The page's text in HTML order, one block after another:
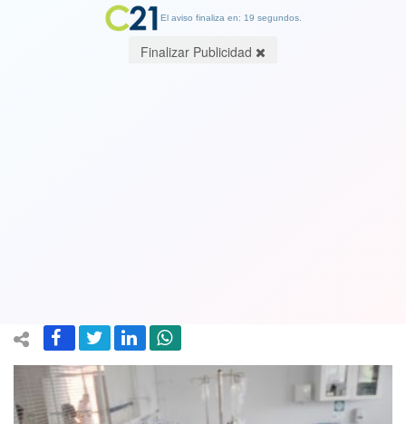
El aviso finaliza en: 19 segundos.
Finalizar Publicidad